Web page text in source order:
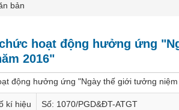
bản
hoạt động hưởng ứng
2016"
động hưởng ứng "Ngày thế giới tưởng
kí hiệu Số: 1070/PGD&ĐT-ATGT